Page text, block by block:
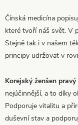
Čínská medicína
které tvoří náš svět. V
Stejně tak i v našem
principy udržovat v
Korejský ženšen pravý
nejúčinnější, a to díky
Podporuje vitalitu a
duševní stav a